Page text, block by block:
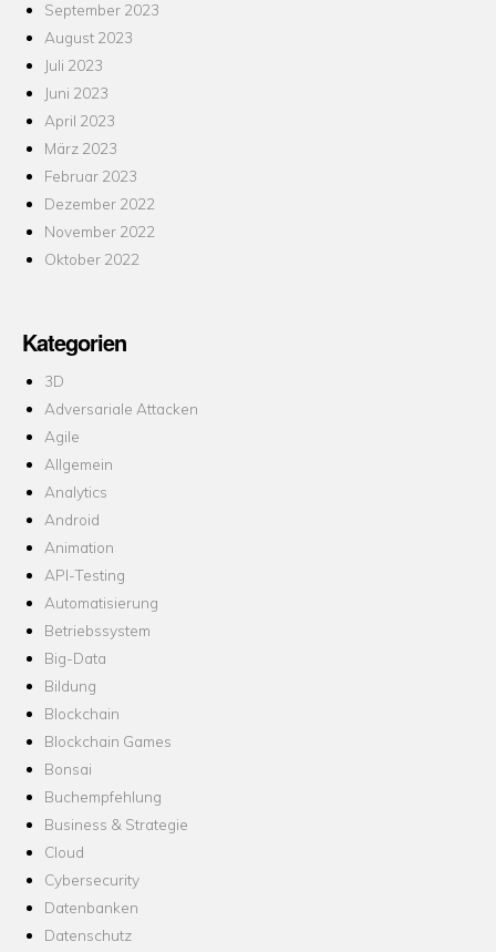
September 2023
August 2023
Juli 2023
Juni 2023
April 2023
März 2023
Februar 2023
Dezember 2022
November 2022
Oktober 2022
Kategorien
3D
Adversariale Attacken
Agile
Allgemein
Analytics
Android
Animation
API-Testing
Automatisierung
Betriebssystem
Big-Data
Bildung
Blockchain
Blockchain Games
Bonsai
Buchempfehlung
Business & Strategie
Cloud
Cybersecurity
Datenbanken
Datenschutz